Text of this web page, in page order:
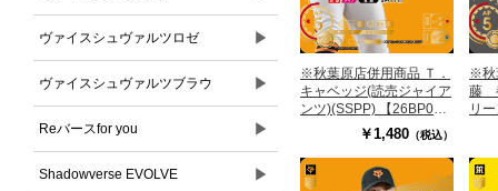
ヴァイスシュヴァルツロゼ ▶
ヴァイスシュヴァルツブラウ ▶
Reバースfor you ▶
Shadowverse EVOLVE ▶
※秋葉原店併用商品 Ｔ．
キャベッジ(読売ジャイア
ンツ)(SSPP) 【26BP02-
G08SSPP】￥1,480 （税込）
※秋
藤
リ